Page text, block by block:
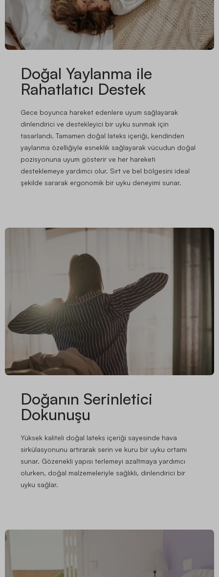
Doğal Yaylanma ile
Rahatlatıcı Destek
Gece boyunca hareket edenlere uyum sağlayarak
dinlendirici ve destekleyici bir uyku sunmak için
tasarlandı. Tamamen doğal lateks içeriği, kendinden
yaylanma özelliğiyle esneklik sağlayarak vücudun doğal
pozisyonuna uyum gösterir ve her hareketi
desteklemeye yardımcı olur. Sırt ve bel bölgesini ideal
şekilde sararak ergonomik bir uyku deneyimi sunar.
Doğanın Serinletici
Dokunuşu
Yüksek kaliteli doğal lateks içeriği sayesinde hava
sirkülasyonunu artırarak serin ve kuru bir uyku ortamı
sunar. Gözenekli yapısı terlemeyi azaltmaya yardımcı
olurken, doğal malzemeleriyle sağlıklı, dinlendirici bir
uyku sağlar.